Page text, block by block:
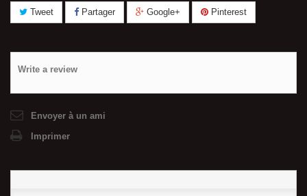
Tweet Partager Google+ Pinterest
Write a review
Envoyer à un ami
Imprimer